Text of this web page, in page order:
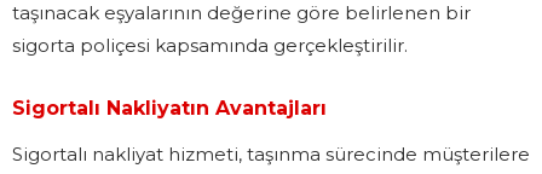
taşınacak eşyalarının değerine göre belirlenen bir
sigorta poliçesi kapsamında gerçekleştirilir.
Sigortalı Nakliyatın Avantajları
Sigortalı nakliyat hizmeti, taşınma sürecinde müşterilere